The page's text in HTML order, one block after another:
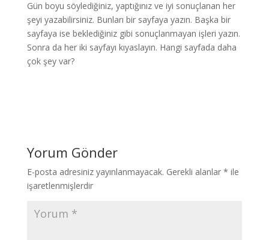
Gün boyu söylediğiniz, yaptığınız ve iyi sonuçlanan her
şeyi yazabilirsiniz. Bunları bir sayfaya yazın. Başka bir
sayfaya ise beklediğiniz gibi sonuçlanmayan işleri yazın.
Sonra da her iki sayfayı kıyaslayın. Hangi sayfada daha
çok şey var?
Yorum Gönder
E-posta adresiniz yayınlanmayacak. Gerekli alanlar * ile
işaretlenmişlerdir